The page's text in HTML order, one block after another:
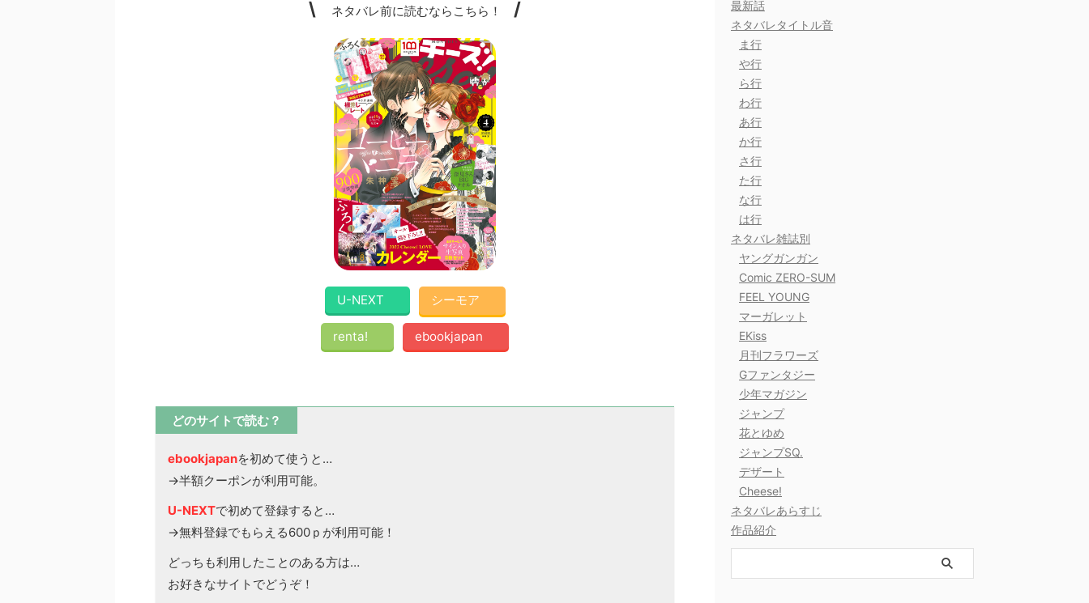
\ ネタバレ前に読むならこちら！ /
U-NEXT シーモア
renta! ebookjapan
どのサイトで読む？
ebookjapanを初めて使うと…
→半額クーポンが利用可能。
U-NEXTで初めて登録すると…
→無料登録でもらえる600ｐが利用可能！
どっちも利用したことのある方は…
お好きなサイトでどうぞ！
最新話
ネタバレタイトル音
ま行
や行
ら行
わ行
あ行
か行
さ行
た行
な行
は行
ネタバレ雑誌別
ヤングガンガン
Comic ZERO-SUM
FEEL YOUNG
マーガレット
EKiss
月刊フラワーズ
Gファンタジー
少年マガジン
ジャンプ
花とゆめ
ジャンプSQ.
デザート
Cheese!
ネタバレあらすじ
作品紹介